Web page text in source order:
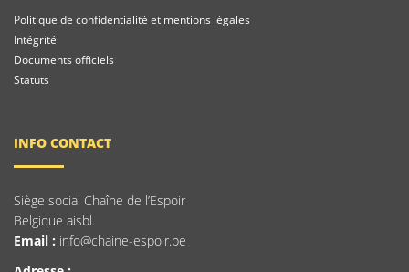
Politique de confidentialité et mentions légales
Intégrité
Documents officiels
Statuts
INFO CONTACT
Siège social Chaîne de l’Espoir
Belgique aisbl.
Email : info@chaine-espoir.be